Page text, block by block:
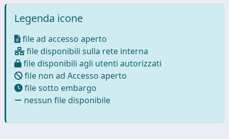
Legenda icone
file ad accesso aperto
file disponibili sulla rete interna
file disponibili agli utenti autorizzati
file non ad Accesso aperto
file sotto embargo
nessun file disponibile